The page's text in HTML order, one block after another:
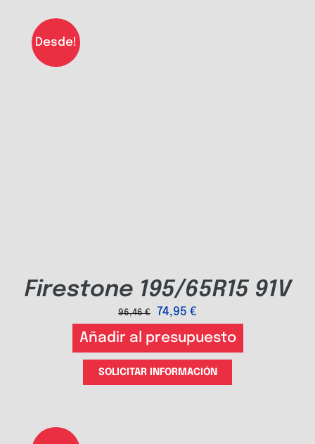
Desde!
Firestone 195/65R15 91V
96,46€ 74,95 €
Añadir al presupuesto
SOLICITAR INFORMACIÓN